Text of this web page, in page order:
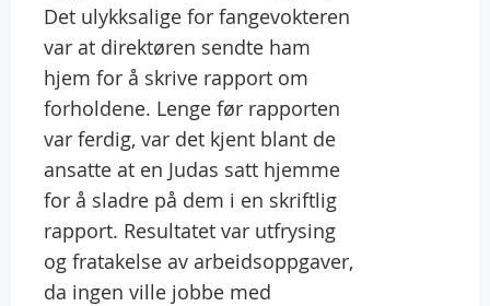
Det ulykksalige for fangevokteren
var at direktøren sendte ham
hjem for å skrive rapport om
forholdene. Lenge før rapporten
var ferdig, var det kjent blant de
ansatte at en Judas satt hjemme
for å sladre på dem i en skriftlig
rapport. Resultatet var utfrysing
og fratakelse av arbeidsoppgaver,
da ingen ville jobbe med